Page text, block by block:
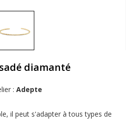
diamanté
: Adepte
il peut s'adapter à tous types de